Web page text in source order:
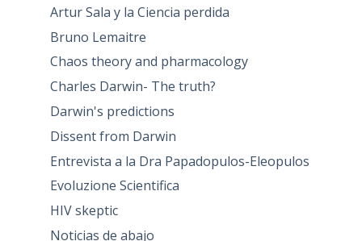
Artur Sala y la Ciencia perdida
Bruno Lemaitre
Chaos theory and pharmacology
Charles Darwin- The truth?
Darwin's predictions
Dissent from Darwin
Entrevista a la Dra Papadopulos-Eleopulos
Evoluzione Scientifica
HIV skeptic
Noticias de abajo